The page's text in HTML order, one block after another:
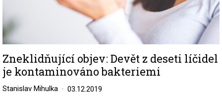
Zneklidňující objev: Devět z deseti líčidel
je kontaminováno bakteriemi
Stanislav Mihulka 03.12.2019